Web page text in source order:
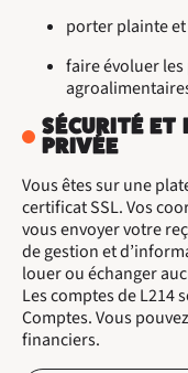
porter plainte
faire évoluer
SÉCURITÉ ET
PRIVÉE
Vous êtes sur une
certificat SSL. Vos
vous envoyer votre
de gestion et
louer ou échanger
Les comptes de L214
Comptes. Vous
financiers.